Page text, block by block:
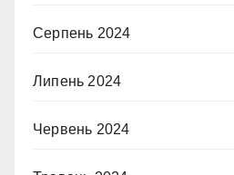
Серпень 2024
Липень 2024
Червень 2024